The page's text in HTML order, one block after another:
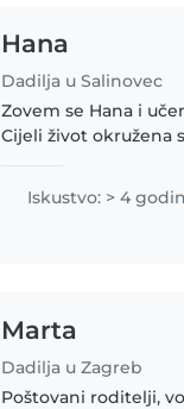
Hana
Dadilja u Salinovec
Zovem se Hana i
Cijeli život okružena
komunikaciji i radu s
Imam mlađu sestru
godina mlađa od
Iskustvo: > 4
Marta
Dadilja u Zagreb
Poštovani roditelji,